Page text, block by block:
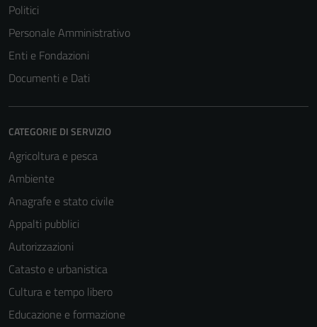
Politici
Personale Amministrativo
Enti e Fondazioni
Documenti e Dati
CATEGORIE DI SERVIZIO
Agricoltura e pesca
Ambiente
Anagrafe e stato civile
Appalti pubblici
Autorizzazioni
Catasto e urbanistica
Cultura e tempo libero
Educazione e formazione